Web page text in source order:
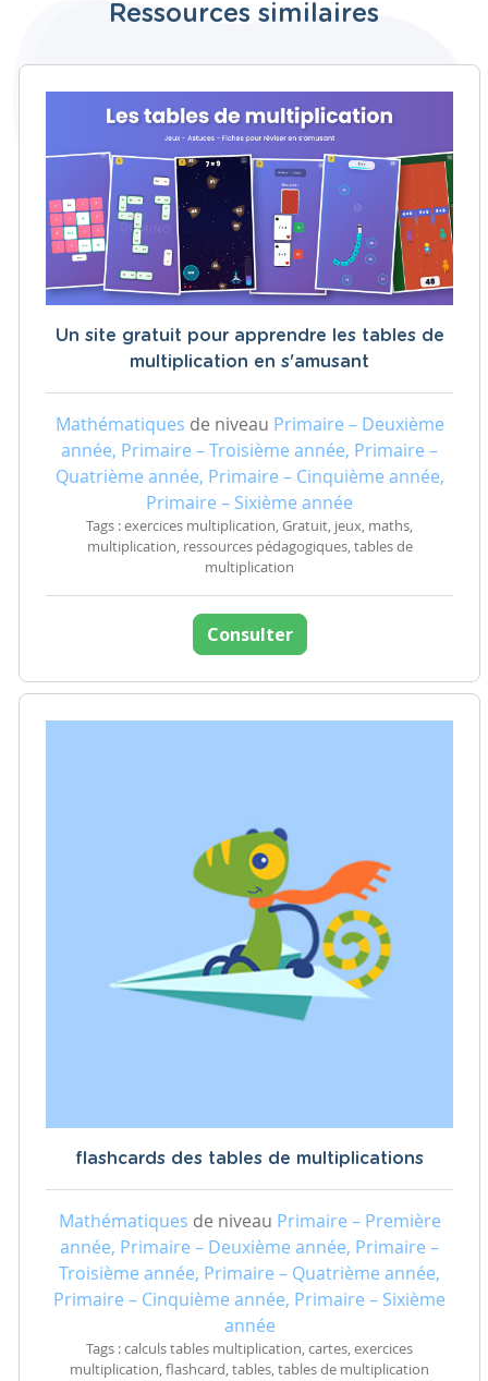
Ressources similaires
Un site gratuit pour apprendre les tables de
multiplication en s'amusant
Mathématiques de niveau Primaire – Deuxième
année, Primaire – Troisième année, Primaire –
Quatrième année, Primaire – Cinquième année,
Primaire – Sixième année
Tags : exercices multiplication, Gratuit, jeux, maths,
multiplication, ressources pédagogiques, tables de
multiplication
Consulter
flashcards des tables de multiplications
Mathématiques de niveau Primaire – Première
année, Primaire – Deuxième année, Primaire –
Troisième année, Primaire – Quatrième année,
Primaire – Cinquième année, Primaire – Sixième
année
Tags : calculs tables multiplication, cartes, exercices
multiplication, flashcard, tables, tables de multiplication